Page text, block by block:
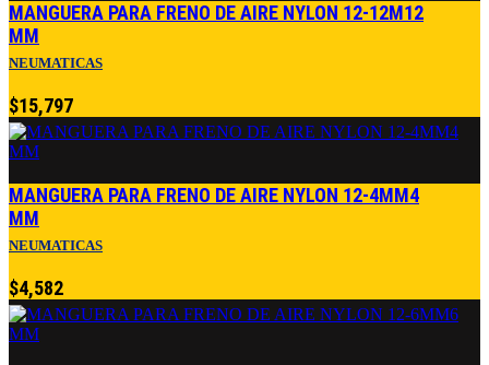
MANGUERA PARA FRENO DE AIRE NYLON 12-12M12
MM
NEUMATICAS
$15,797
MANGUERA PARA FRENO DE AIRE NYLON 12-4MM4
MM
NEUMATICAS
$4,582